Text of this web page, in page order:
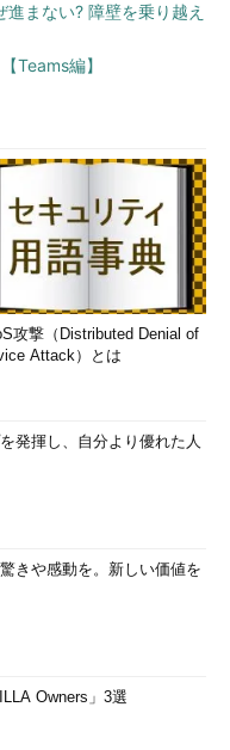
まない? 障壁を乗り越え
Teams編】
攻撃（Distributed Denial of
Attack）とは
発揮し、自分より優れた人
きや感動を。新しい価値を
Owners」3選